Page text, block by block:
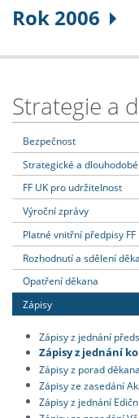
Rok 2006
Strategie a
Bezpečnost
Strategické a
FF UK pro udržitelnost
Výroční zprávy
Platné vnitřní předpisy FF
Rozhodnutí a sdělení
Opatření děkana
Zápisy
Zápisy z jednání
Zápisy z jednání
Zápisy z porad
Zápisy ze zasedání
Zápisy z jednání